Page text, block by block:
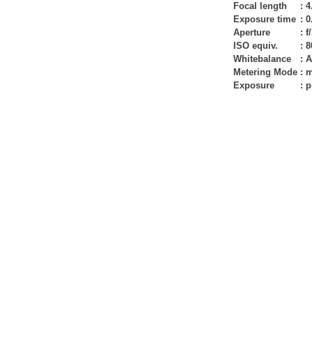
Focal length
:
Exposure time :
Aperture
:
ISO equiv.
:
Whitebalance
:
Metering Mode :
Exposure
: